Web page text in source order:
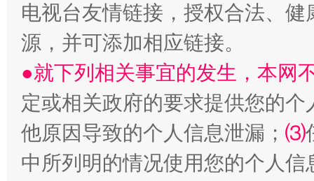
解纷+调解+退费，一次搞定
电视台友情链接，授权合法、
源，并可添加相应链接。
●就下列相关事宜的发生，本网
定或相关政府的要求提供您的个
他原因导致的个人信息泄漏； ⑶
中所列明的情况使用您的个人